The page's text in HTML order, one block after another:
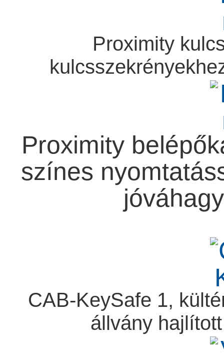
Proximity
Proximity
színes
CAB-KeySafe 1,
állvány